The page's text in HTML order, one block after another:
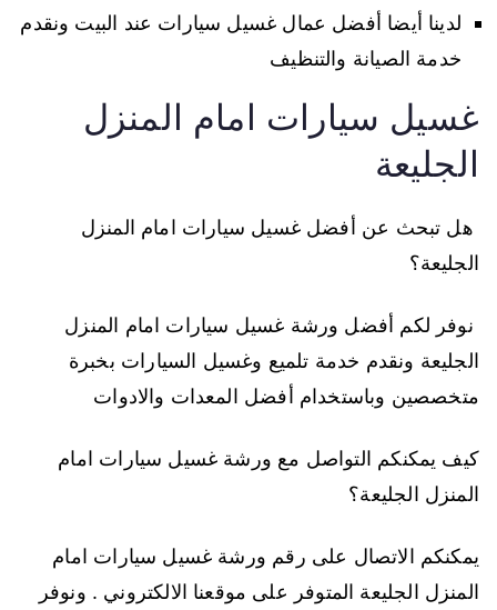
لدينا أيضا أفضل عمال غسيل سيارات عند البيت ونقدم
خدمة الصيانة والتنظيف
غسيل سيارات امام المنزل
الجليعة
هل تبحث عن أفضل غسيل سيارات امام المنزل
الجليعة؟
نوفر لكم أفضل ورشة غسيل سيارات امام المنزل
الجليعة ونقدم خدمة تلميع وغسيل السيارات بخبرة
متخصصين وباستخدام أفضل المعدات والادوات
كيف يمكنكم التواصل مع ورشة غسيل سيارات امام
المنزل الجليعة؟
يمكنكم الاتصال على رقم ورشة غسيل سيارات امام
المنزل الجليعة المتوفر على موقعنا الالكتروني . ونوفر